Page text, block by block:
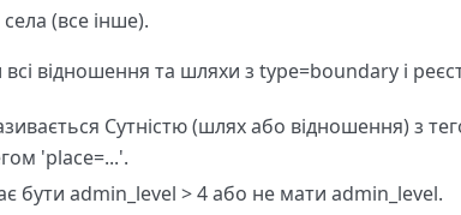
(все інше).
відношення та шляхи з type=boundary і
Сутністю (шлях або відношення) з
'place=...'.
бути admin_level > 4 або не мати admin_level.